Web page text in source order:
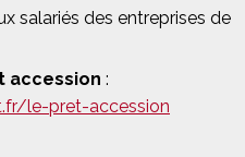
salariés des entreprises de
accession :
le-pret-accession